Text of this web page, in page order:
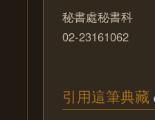
秘書處秘書科
02-23161062
引用這筆典藏